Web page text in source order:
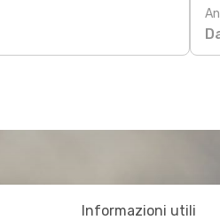
Informazioni utili